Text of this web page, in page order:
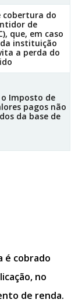
cobertura do
de
que, em caso
instituição
a perda do
Imposto de
pagos não
da base de
é cobrado
no
de renda.